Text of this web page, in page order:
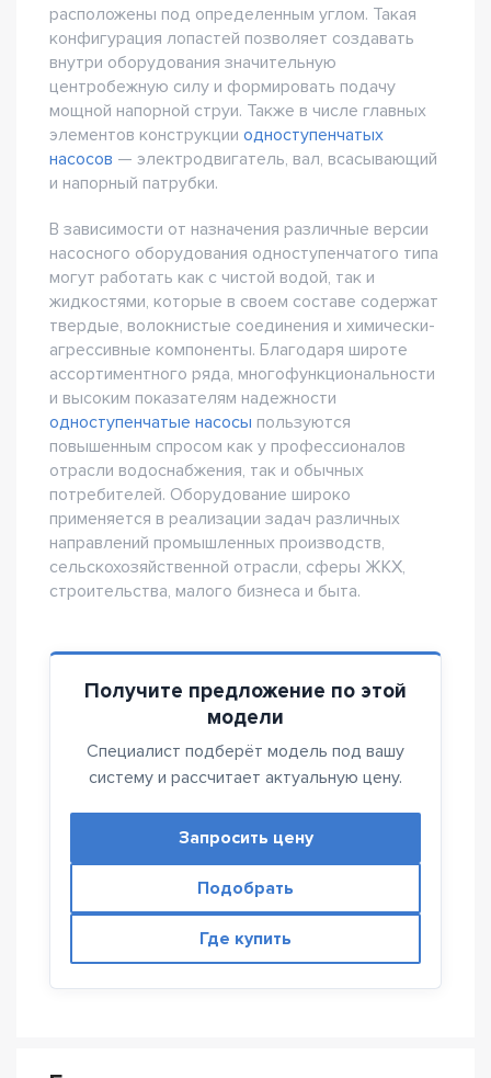
расположены под определенным углом. Такая
конфигурация лопастей позволяет создавать
внутри оборудования значительную
центробежную силу и формировать подачу
мощной напорной струи. Также в числе главных
элементов конструкции одноступенчатых
насосов — электродвигатель, вал, всасывающий
и напорный патрубки.
В зависимости от назначения различные версии
насосного оборудования одноступенчатого типа
могут работать как с чистой водой, так и
жидкостями, которые в своем составе содержат
твердые, волокнистые соединения и химически-
агрессивные компоненты. Благодаря широте
ассортиментного ряда, многофункциональности
и высоким показателям надежности
одноступенчатые насосы пользуются
повышенным спросом как у профессионалов
отрасли водоснабжения, так и обычных
потребителей. Оборудование широко
применяется в реализации задач различных
направлений промышленных производств,
сельскохозяйственной отрасли, сферы ЖКХ,
строительства, малого бизнеса и быта.
Получите предложение по этой
модели
Специалист подберёт модель под вашу
систему и рассчитает актуальную цену.
Запросить цену
Подобрать
Где купить